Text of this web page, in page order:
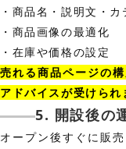
・商品名・説明文・カ
・商品画像の最適化
・在庫や価格の設定
売れる商品ページの
アドバイスが受けられ
5. 開設後の
オープン後すぐに販